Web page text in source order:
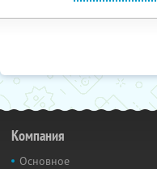
Компания
Основное